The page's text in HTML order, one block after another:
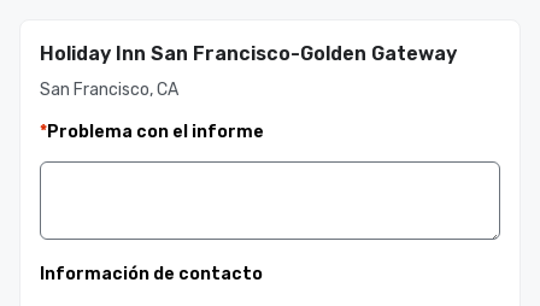
Holiday Inn San Francisco-Golden Gateway
San Francisco, CA
*Problema con el informe
Información de contacto